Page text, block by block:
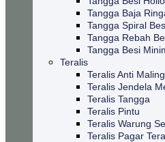
Tangga Baja
Tangga Spiral
Tangga Rebah
Tangga Besi
Teralis
Teralis Anti Maling
Teralis Jendela
Teralis Tangga
Teralis Pintu
Teralis Warung
Teralis Pagar